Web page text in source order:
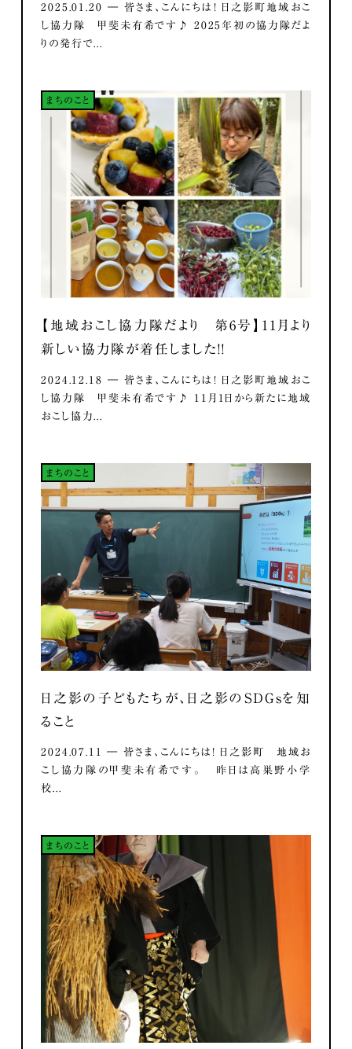
2025.01.20 ― 皆さま、こんにちは！ 日之影町地域おこ
し協力隊 甲斐未有希です♪ 2025年初の協力隊だよ
りの発行で...
まちのこと
【地域おこし協力隊だより 第6号】11月より
新しい協力隊が着任しました！！
2024.12.18 ― 皆さま、こんにちは！ 日之影町地域おこ
し協力隊 甲斐未有希です♪ 11月1日から新たに地域
おこし協力...
まちのこと
日之影の子どもたちが、日之影のSDGsを知
ること
2024.07.11 ― 皆さま、こんにちは！ 日之影町 地域お
こし協力隊の甲斐未有希です。 昨日は高巣野小学
校...
まちのこと